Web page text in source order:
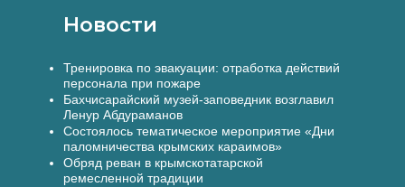
Новости
Тренировка по эвакуации: отработка действий
персонала при пожаре
Бахчисарайский музей-заповедник возглавил
Ленур Абдураманов
Состоялось тематическое мероприятие «Дни
паломничества крымских караимов»
Обряд реван в крымскотатарской
ремесленной традиции